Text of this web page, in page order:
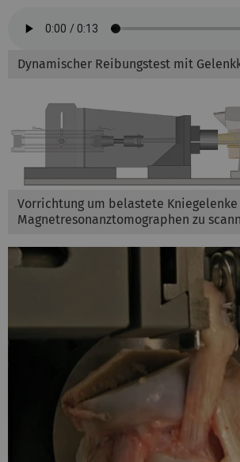
Dynamischer Reibungstest mit
Vorrichtung um belastete
Magnetresonanztomographen zu